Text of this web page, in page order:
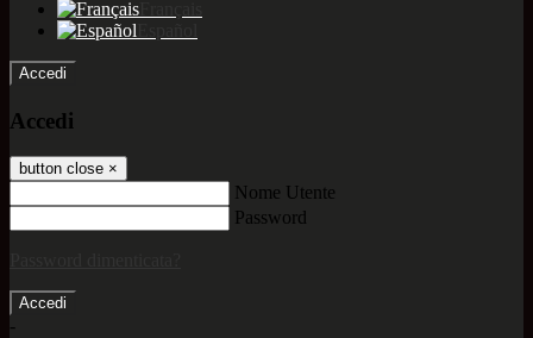
Accedi
Accedi
button close ×
Nome Utente
Password
-